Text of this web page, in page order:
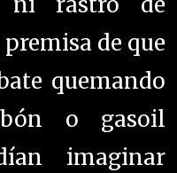
de que
quemando
o gasoil
imaginar